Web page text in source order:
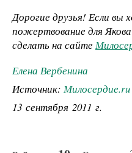
Дорогие друзья! Если вы
пожертвование для
сделать на сайте
Елена Вербенина
Источник: Милосердие.ru
13 сентября 2011 г.